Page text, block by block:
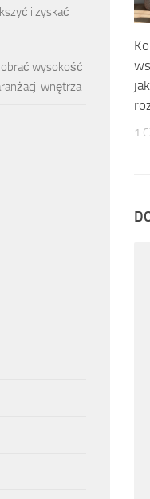
1
i zyskać
wysokość
wnętrza